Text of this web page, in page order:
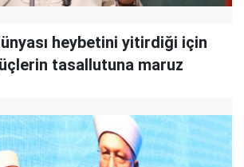
heybetini yitirdiği için
tasallutuna maruz